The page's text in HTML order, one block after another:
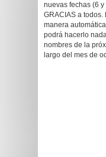
nuevas fechas (6
GRACIAS a todos.
manera
podrá hacerlo
nombres de la
largo del mes de